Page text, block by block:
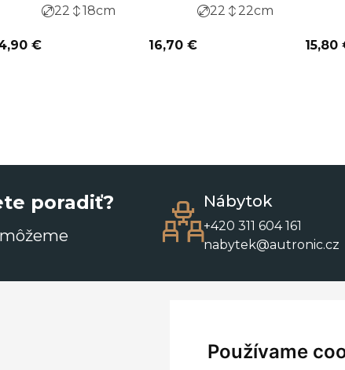
Používame
€
22
18cm
16,70 €
22
22cm
15,80
poradiť? Nábytok
+420 311 604 161
nabytek@autronic.cz